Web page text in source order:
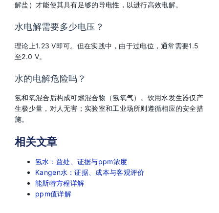
解盐）才能使其具有足够的导电性，以进行高效电解。
水电解需要多少电压？
理论上1.23 V即可。但在实践中，由于过电位，通常需要1.5
至2.0 V。
水的电解危险吗？
氢和氧混合后构成可燃混合物（氢氧气）。饮用水发生器仅产
生极少量，对人无害；实验室和工业场所则遵循相应的安全措
施。
相关文章
氢水：益处、证据与ppm浓度
Kangen水：证据、成本与客观评价
能斯特方程详解
ppm值详解